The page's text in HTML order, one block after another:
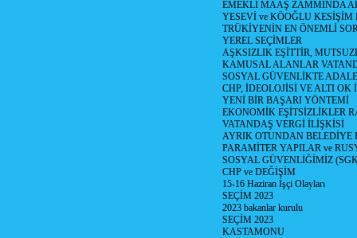
EMEKLİ MAAŞ ZAMMINDA
YESEVİ ve KÖOĞLU
TRÜKİYENİN EN ÖNEMLİ
YEREL SEÇİMLER
AŞKSIZLIK EŞİTTİR,
KAMUSAL ALANLAR
SOSYAL GÜVENLİKTE
CHP, İDEOLOJİSİ VE ALTI OK
YENİ BİR BAŞARI YÖNTEMİ
EKONOMİK EŞİTSİZLİKLER
VATANDAŞ VERGİ İLİŞKİSİ
AYRIK OTUNDAN
PARAMİTER YAPILAR ve
SOSYAL GÜVENLİĞİMİZ
CHP ve DEĞİŞİM
15-16 Haziran İşçi Olayları
SEÇİM 2023
2023 bakanlar kurulu
SEÇİM 2023
KASTAMONU